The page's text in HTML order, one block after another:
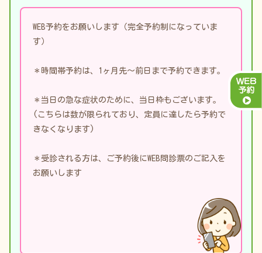
WEB予約をお願いします（完全予約制になっていま
す）
＊時間帯予約は、1ヶ月先〜前日まで予約できます。
＊当日の急な症状のために、当日枠もございます。
(こちらは数が限られており、定員に達したら予約で
きなくなります)
＊受診される方は、ご予約後にWEB問診票のご記入を
お願いします